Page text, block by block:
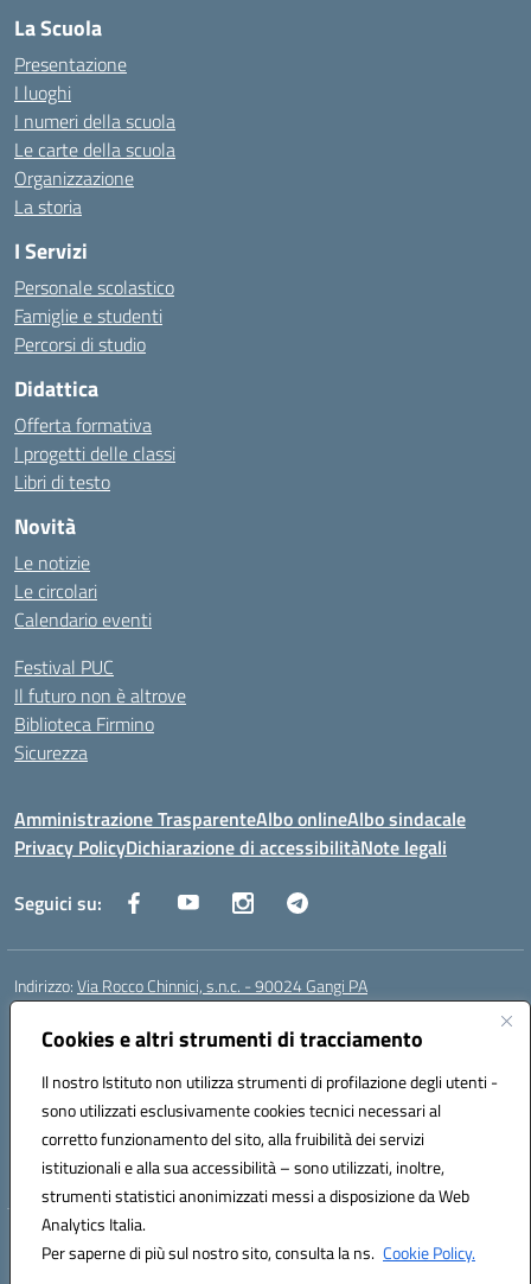
Cookies e altri strumenti di tracciamento
Il nostro Istituto non utilizza strumenti di profilazione degli utenti -
sono utilizzati esclusivamente cookies tecnici necessari al
corretto funzionamento del sito, alla fruibilità dei servizi
istituzionali e alla sua accessibilità – sono utilizzati, inoltre,
strumenti statistici anonimizzati messi a disposizione da Web
Analytics Italia.
Per saperne di più sul nostro sito, consulta la ns. Cookie Policy.
La Scuola
Presentazione
I luoghi
I numeri della scuola
Le carte della scuola
Organizzazione
La storia
I Servizi
Personale scolastico
Famiglie e studenti
Percorsi di studio
Didattica
Offerta formativa
I progetti delle classi
Libri di testo
Novità
Le notizie
Le circolari
Calendario eventi
Festival PUC
Il futuro non è altrove
Biblioteca Firmino
Sicurezza
Amministrazione TrasparenteAlbo onlineAlbo sindacale
Privacy PolicyDichiarazione di accessibilitàNote legali
Seguici su:
Indirizzo:Via Rocco Chinnici, s.n.c. - 90024 Gangi PA
Centralino:
Posta elettronica certificata (PEC):pais01700b@pec.istruzione.it
Codice fiscale: 95005290820
Codice meccanografico:pais01700b
Codice Indice delle Pubbliche Amministrazioni (IPA): istsc_pais01700b
Codice unico di fatturazione (CUF): UFM1W3
Hosting & Powered by 3D Solution S.r.l.
Concept & Design by Designers Italia